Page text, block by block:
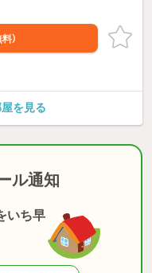
料）
を見る
ル通知
いち早